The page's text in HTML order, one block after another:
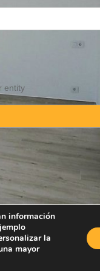
entity
Legal advice Privacy
información
la
mayor